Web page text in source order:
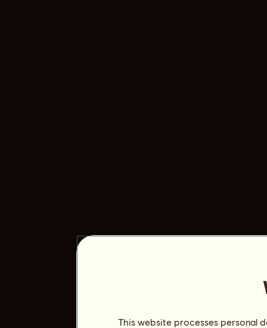
This website processes personal